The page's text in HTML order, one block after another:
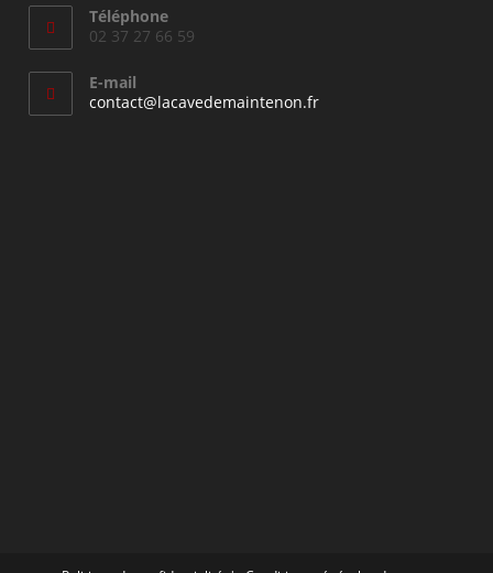
Téléphone
02 37 27 66 59
E-mail
contact@lacavedemaintenon.frS’ouvre